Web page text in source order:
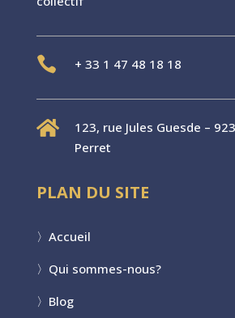
 + 33 1 47 48 18 18

123, rue Jules Guesde –
Perret
PLAN DU SITE
〉 Accueil
〉 Qui sommes-nous?
〉 Blog